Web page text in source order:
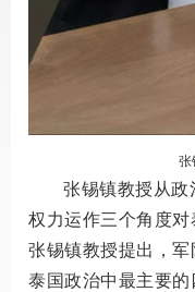
张
张锡镇教授从政
权力运作三个角度对
张锡镇教授提出，
泰国政治中最主要